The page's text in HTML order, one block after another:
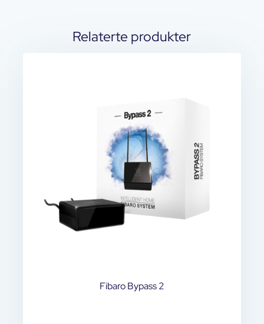
Relaterte produkter
Fibaro Bypass 2